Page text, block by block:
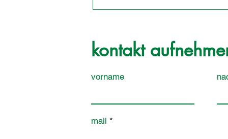
kontakt
vorname
mail